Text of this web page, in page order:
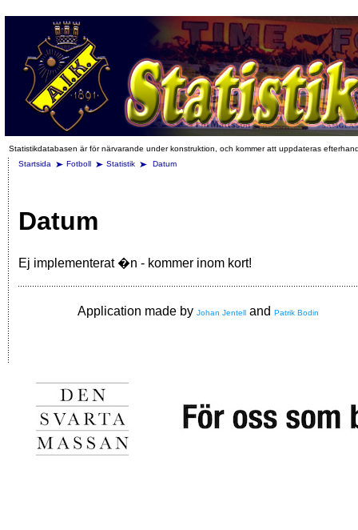
Statistikdatabasen är för närvarande under konstruktion, och kommer att uppdateras
Startsida
Fotboll Statistik Datum
Datum
Ej implementerat �n - kommer inom kort!
Application made by Johan Jentell and Patrik Bodin